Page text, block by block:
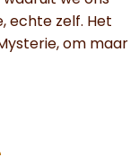
echte zelf. Het
om maar